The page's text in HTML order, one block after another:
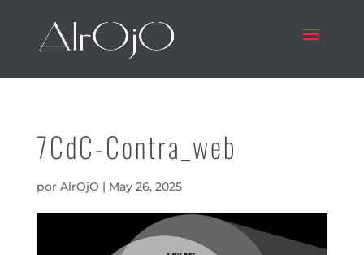
7CdC-Contra_web
por AlrOjO | May 26, 2025